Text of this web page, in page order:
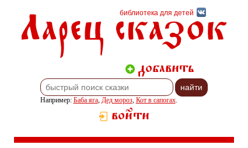
библиотека для детей
Ларец сказок
добавить
Например: Баба яга, Дед мороз, Кот в сапогах.
войти